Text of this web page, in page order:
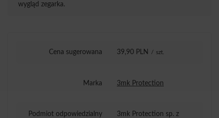
wygląd zegarka.
Cena sugerowana 39,90 PLN / szt.
Marka 3mk Protection
Podmiot odpowiedzialny
3mk Protection sp. z